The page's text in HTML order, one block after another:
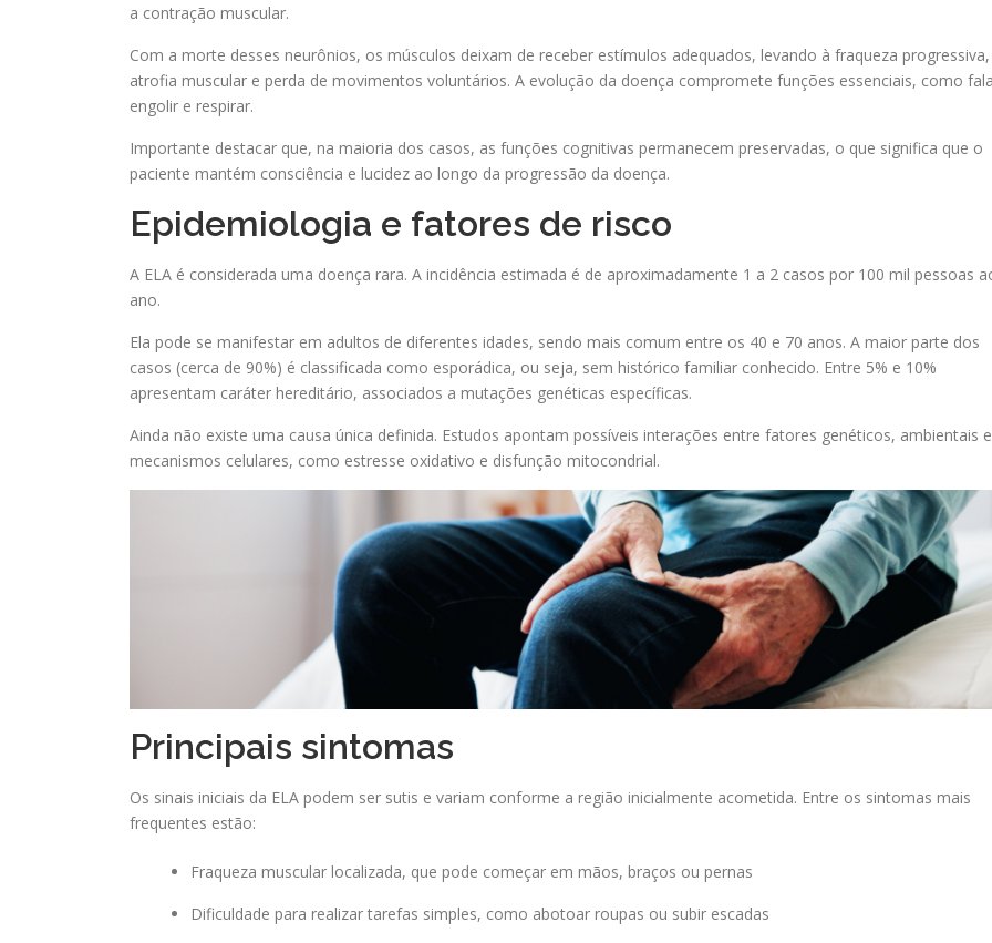
a contração muscular.
Com a morte desses neurônios, os músculos deixam de receber estímulos adequados, levando à fraqueza progressiva,
atrofia muscular e perda de movimentos voluntários. A evolução da doença compromete funções essenciais, como
engolir e respirar.
Importante destacar que, na maioria dos casos, as funções cognitivas permanecem preservadas, o que significa que o
paciente mantém consciência e lucidez ao longo da progressão da doença.
Epidemiologia e fatores de risco
A ELA é considerada uma doença rara. A incidência estimada é de aproximadamente 1 a 2 casos por 100 mil pessoas
ano.
Ela pode se manifestar em adultos de diferentes idades, sendo mais comum entre os 40 e 70 anos. A maior parte dos
casos (cerca de 90%) é classificada como esporádica, ou seja, sem histórico familiar conhecido. Entre 5% e 10%
apresentam caráter hereditário, associados a mutações genéticas específicas.
Ainda não existe uma causa única definida. Estudos apontam possíveis interações entre fatores genéticos, ambientais e
mecanismos celulares, como estresse oxidativo e disfunção mitocondrial.
Principais sintomas
Os sinais iniciais da ELA podem ser sutis e variam conforme a região inicialmente acometida. Entre os sintomas mais
frequentes estão:
Fraqueza muscular localizada, que pode começar em mãos, braços ou pernas
Dificuldade para realizar tarefas simples, como abotoar roupas ou subir escadas